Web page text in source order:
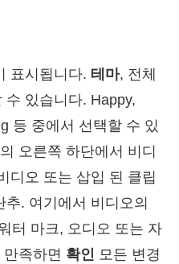
표시됩니다. 테마, 전체
수 있습니다. Happy,
등 중에서 선택할 수 있
오른쪽 하단에서 비디
디오 또는 삽입 된 클립
. 여기에서 비디오의
터 마크, 오디오 또는 자
족하면 확인 모든 변경